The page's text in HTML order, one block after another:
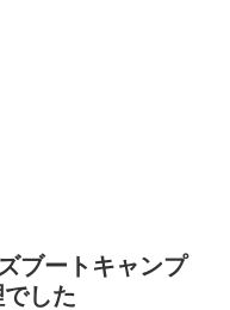
ブートキャンプ
した